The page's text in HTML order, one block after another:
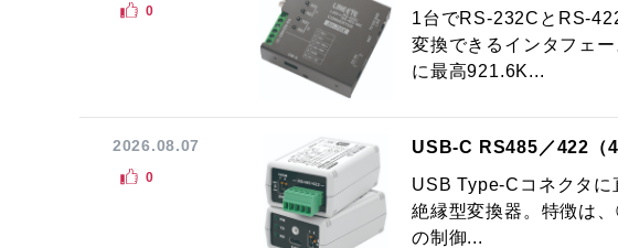
1台でRS-232CとRS-
変換できるインタフェ
に最高921.6K...
0
2026.08.07
USB-C RS485／422（
USB Type-Cコネクタに
絶縁型変換器。特徴は
の制御...
0